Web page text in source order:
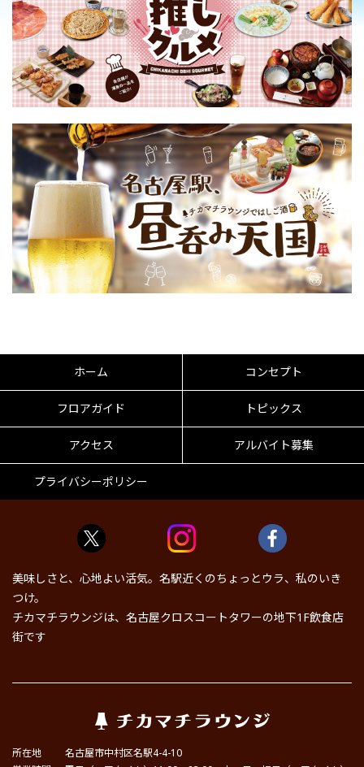
ホーム コンセプト
フロアガイド トピックス
アクセス アルバイト募集
プライバシーポリシー
美味しさと、心地よい活気。名駅近くのちょっとウラ、私のいき
つけ。
チカマチラウンジは、名古屋クロスコートタワーの地下1F飲食店
街です
所在地
名古屋市中村区名駅4-4-10